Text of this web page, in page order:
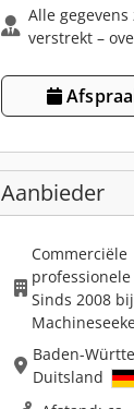
Alle
verstrekt –
Aanbieder
Commerciële
Sinds 2008 bij
Baden-
Duitsland